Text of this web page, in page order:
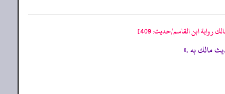
رواية ابن القاسم/حدیث: 409]